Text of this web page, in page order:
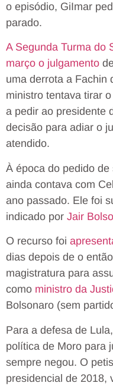
o episódio, GiImar
parado.
A Segunda Turma do
março o julgamento
uma derrota a Fachin
ministro tentava tirar
a pedir ao presidente
decisão para adiar o
atendido.
À época do pedido
ainda contava com
ano passado. Ele foi
indicado por Jair
O recurso foi
dias depois de o
magistratura para
como ministro da
Bolsonaro (sem
Para a defesa de
política de Moro para
sempre negou. O
presidencial de 2018,